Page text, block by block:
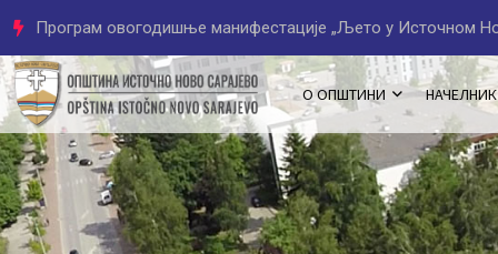
Начелник Јован Катић добитник Повеље Општине Трново
О ОПШТИНИ НАЧЕЛНИК